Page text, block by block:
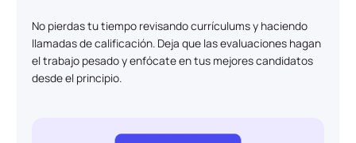
No pierdas tu tiempo revisando currículums y haciendo
llamadas de calificación. Deja que las evaluaciones hagan
el trabajo pesado y enfócate en tus mejores candidatos
desde el principio.